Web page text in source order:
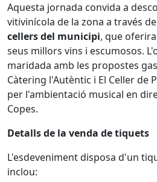
Aquesta jornada convida a
vitivinícola de la zona a través
cellers del municipi, que
seus millors vins i escumosos.
maridada amb les propostes
Càtering l'Autèntic i El Celler de
per l'ambientació musical en
Copes.
Detalls de la venda de tiquets
L'esdeveniment disposa d'un
inclou: